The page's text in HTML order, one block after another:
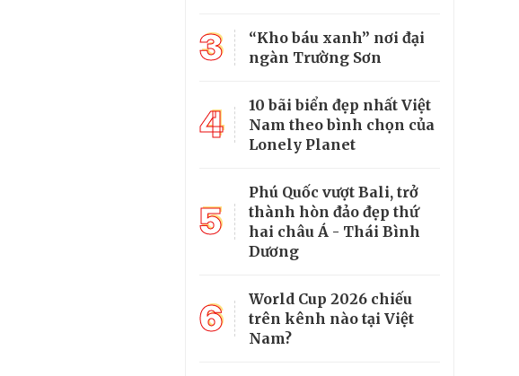
3
“Kho báu xanh” nơi đại
ngàn Trường Sơn
4
10 bãi biển đẹp nhất Việt
Nam theo bình chọn của
Lonely Planet
5
Phú Quốc vượt Bali, trở
thành hòn đảo đẹp thứ
hai châu Á - Thái Bình
Dương
6
World Cup 2026 chiếu
trên kênh nào tại Việt
Nam?